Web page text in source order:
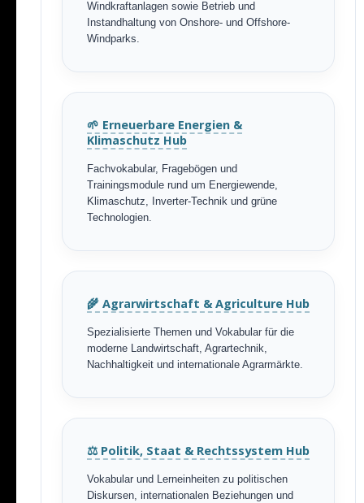
Windkraftanlagen sowie Betrieb und
Instandhaltung von Onshore- und Offshore-
Windparks.
🌱 Erneuerbare Energien &
Klimaschutz Hub
Fachvokabular, Fragebögen und
Trainingsmodule rund um Energiewende,
Klimaschutz, Inverter-Technik und grüne
Technologien.
🌾 Agrarwirtschaft & Agriculture Hub
Spezialisierte Themen und Vokabular für die
moderne Landwirtschaft, Agrartechnik,
Nachhaltigkeit und internationale Agrarmärkte.
⚖️ Politik, Staat & Rechtssystem Hub
Vokabular und Lerneinheiten zu politischen
Diskursen, internationalen Beziehungen und